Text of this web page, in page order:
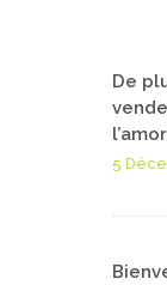
De
5